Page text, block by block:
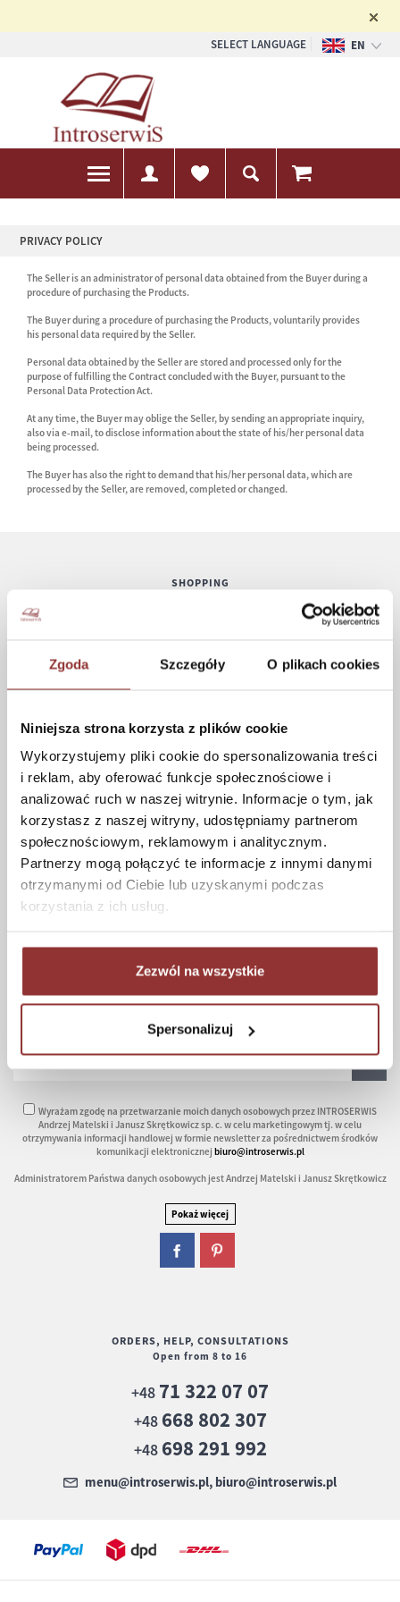
Zgoda Szczegóły O plikach cookies
Niniejsza strona korzysta z plików cookie
Wykorzystujemy pliki cookie do spersonalizowania treści
i reklam, aby oferować funkcje społecznościowe i
analizować ruch w naszej witrynie. Informacje o tym, jak
korzystasz z naszej witryny, udostępniamy partnerom
społecznościowym, reklamowym i analitycznym.
Partnerzy mogą połączyć te informacje z innymi danymi
otrzymanymi od Ciebie lub uzyskanymi podczas
korzystania z ich usług.
Zezwól na wszystkie
Spersonalizuj
SELECT LANGUAGE
EN
PRIVACY POLICY
The Seller is an administrator of personal data obtained from the Buyer during a
procedure of purchasing the Products.
The Buyer during a procedure of purchasing the Products, voluntarily provides
his personal data required by the Seller.
Personal data obtained by the Seller are stored and processed only for the
purpose of fulfilling the Contract concluded with the Buyer, pursuant to the
Personal Data Protection Act.
At any time, the Buyer may oblige the Seller, by sending an appropriate inquiry,
also via e-mail, to disclose information about the state of his/her personal data
being processed.
The Buyer has also the right to demand that his/her personal data, which are
processed by the Seller, are removed, completed or changed.
SHOPPING
Payment methods
HELP
The terms and conditions
Frequently asked questions
Privacy policy
Maintenance and care
Colours of eco leather
NEWSLETTER
IF YOU WANT TO RECEIVE NEW INFORMATION ABOUT OUR PRODUCTS PLEASE ENTER YOUR EMAIL
Wyrażam zgodę na przetwarzanie moich danych osobowych przez INTROSERWIS
Andrzej Matelski i Janusz Skrętkowicz sp. c. w celu marketingowym tj. w celu
otrzymywania informacji handlowej w formie newsletter za pośrednictwem środków
komunikacji elektronicznej biuro@introserwis.pl
Administratorem Państwa danych osobowych jest Andrzej Matelski i Janusz Skrętkowicz
ORDERS, HELP, CONSULTATIONS
Open from 8 to 16
+48 71 322 07 07
+48 668 802 307
+48 698 291 992
menu@introserwis.pl, biuro@introserwis.pl